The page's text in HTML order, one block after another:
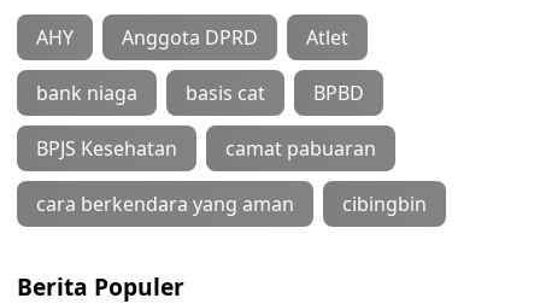
AHY Anggota DPRD Atlet
bank niaga basis cat BPBD
BPJS Kesehatan camat pabuaran
cara berkendara yang aman cibingbin
Berita Populer